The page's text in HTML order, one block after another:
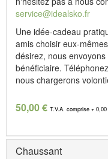
service@idealsko.fr
Une idée-cadeau
amis choisir eux-
désirez, nous
bénéficiaire.
nous chargerons
50,00 € T.V.A. comprise +
Chaussant